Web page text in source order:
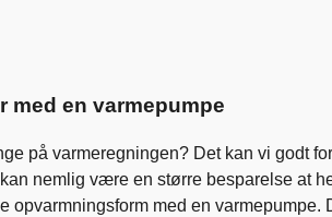
med en varmepumpe
på varmeregningen? Det kan vi godt
nemlig være en større besparelse at
opvarmningsform med en